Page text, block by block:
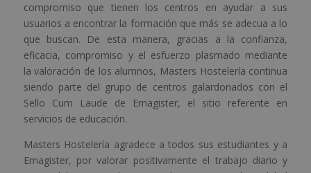
compromiso que tienen los centros en ayudar a sus
usuarios a encontrar la formación que más se adecua a lo
que buscan. De esta manera, gracias a la confianza,
eficacia, compromiso y el esfuerzo plasmado mediante
la valoración de los alumnos, Masters Hostelería continua
siendo parte del grupo de centros galardonados con el
Sello Cum Laude de Emagister, el sitio referente en
servicios de educación.
Masters Hostelería agradece a todos sus estudiantes y a
Emagister, por valorar positivamente el trabajo diario y